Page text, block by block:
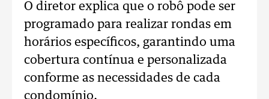
O diretor explica que o robô pode ser
programado para realizar rondas em
horários específicos, garantindo uma
cobertura contínua e personalizada
conforme as necessidades de cada
condomínio.